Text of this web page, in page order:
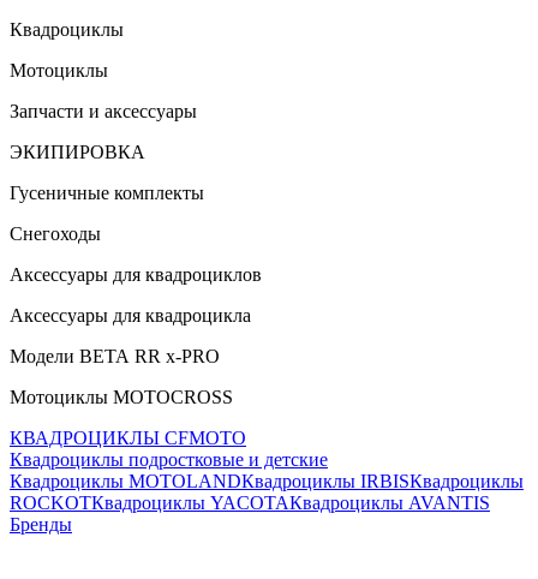
Квадроциклы
Мотоциклы
Запчасти и аксессуары
ЭКИПИРОВКА
Гусеничные комплекты
Снегоходы
Аксессуары для квадроциклов
Аксессуары для квадроцикла
Модели ВЕТА RR x-PRO
Мотоциклы MOTOCROSS
КВАДРОЦИКЛЫ CFMOTO
Квадроциклы подростковые и детские
Квадроциклы MOTOLANDКвадроциклы IRBISКвадроциклы
ROCKOTКвадроциклы YACOTAКвадроциклы AVANTIS
Бренды